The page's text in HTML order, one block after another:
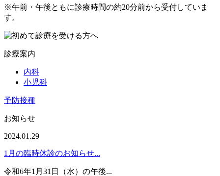
※午前・午後ともに診療時間の約20分前から受付していま
す。
診療案内
内科
小児科
予防接種
お知らせ
2024.01.29
1月の臨時休診のお知らせ...
令和6年1月31日（水）の午後...